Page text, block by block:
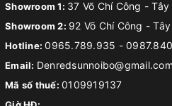
Showroom 1: 37 Võ Chí Công -
Showroom 2: 92 Võ Chí Công -
Hotline:0965.789.935 -
Email: Denredsunnoibo@gmail.com
Mã số thuế: 0109919137